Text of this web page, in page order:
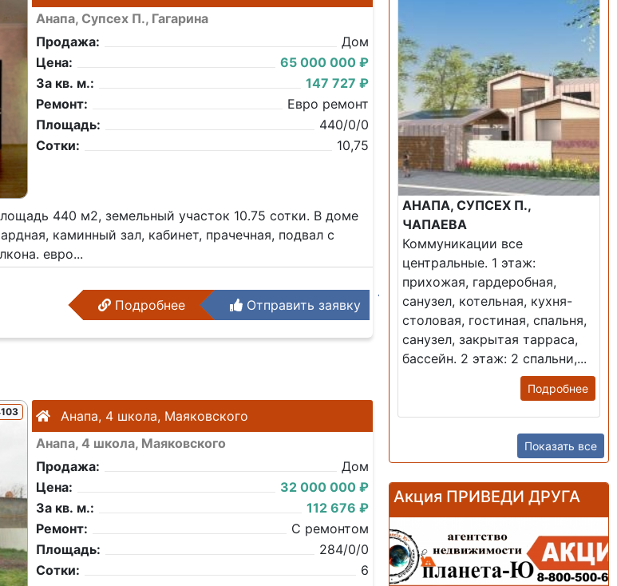
Анапа, Супсех П., Гагарина
Продажа:
Дом
Цена:
65 000 000 ₽
За кв. м.:
147 727 ₽
Ремонт:
Евро ремонт
Площадь:
440/0/0
Сотки:
10,75
440 м2, земельный участок 10.75 сотки. В доме
каминный зал, кабинет, прачечная, подвал с
евро...
Подробнее Отправить заявку
Анапа, 4 школа, Маяковского
Анапа, 4 школа, Маяковского
Продажа:
Дом
Цена:
32 000 000 ₽
За кв. м.:
112 676 ₽
Ремонт:
С ремонтом
Площадь:
284/0/0
Сотки:
6
АНАПА, СУПСЕХ П.,
ЧАПАЕВА
Коммуникации все
центральные. 1 этаж:
прихожая, гардеробная,
санузел, котельная, кухня-
столовая, гостиная, спальня,
санузел, закрытая тарраса,
бассейн. 2 этаж: 2 спальни,...
Подробнее
Показать все
Акция ПРИВЕДИ ДРУГА